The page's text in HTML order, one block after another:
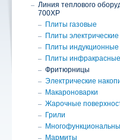
Линия теплового
700XP
Плиты газовые
Плиты электрические
Плиты индукционные
Плиты инфракрасные
Фритюрницы
Электрические
Макароноварки
Жарочные
Грили
Мармиты